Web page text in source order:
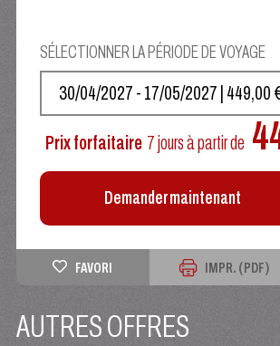
SÉLECTIONNER LA PÉRIODE DE VOYAGE
SÉLECTIONNEZ VOS DATES
Prix forfaitaire 7 joursà partir de
Demander maintenant
FAVORI IMPR. (PDF)
AUTRES OFFRES